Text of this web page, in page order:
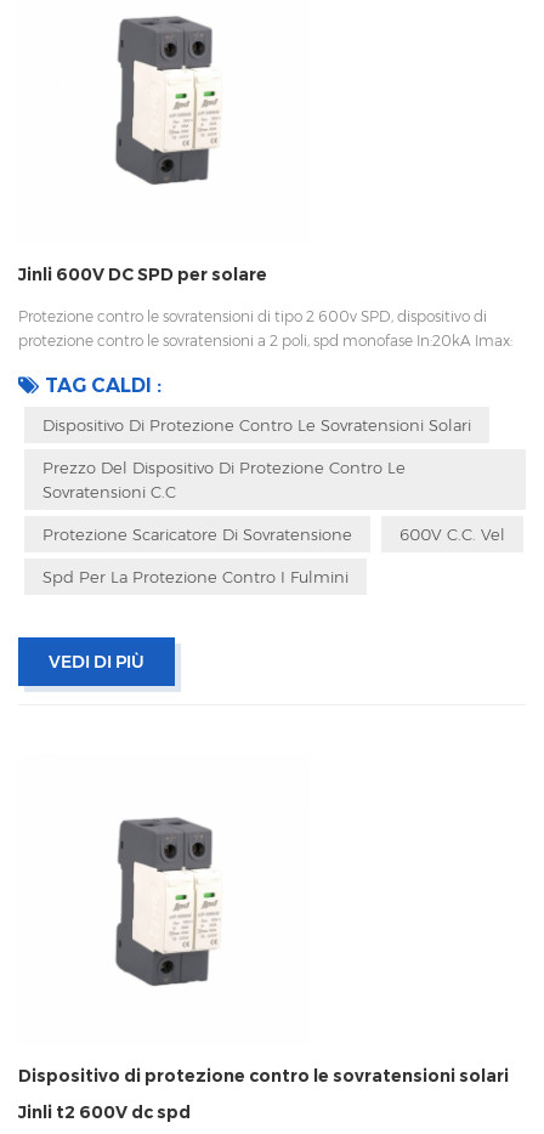
Jinli 600V DC SPD per solare
Protezione contro le sovratensioni di tipo 2 600v SPD, dispositivo di
protezione contro le sovratensioni a 2 poli, spd monofase In:20kA Imax:
segnalazione remota CEI 61643-11 OEM accettabile
TAG CALDI :
Dispositivo Di Protezione Contro Le Sovratensioni Solari
Prezzo Del Dispositivo Di Protezione Contro Le
Sovratensioni C.c
Protezione Scaricatore Di Sovratensione 600V C.c. Vel
Spd Per La Protezione Contro I Fulmini
VEDI DI PIÙ
Dispositivo di protezione contro le sovratensioni solari
Jinli t2 600V dc spd